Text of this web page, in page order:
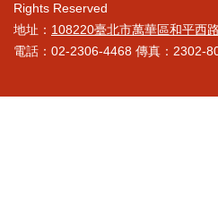
Rights Reserved
地址： 108220臺北市萬華區和平西
電話：02-2306-4468 傳真：2302-